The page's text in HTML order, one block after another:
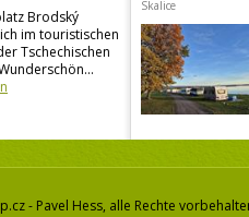
Brodský
im touristischen
Tschechischen
Skalice
- Pavel Hess, alle Rechte